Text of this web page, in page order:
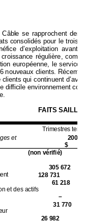
Câble se rapprochent des
consolidés pour le
d’exploitation avant
ce régulière, co
on européenne, le service
nouveaux clients. Récemm
clients qui continuent d’
difficile environnement
FAITS
Trimestres
et
2009
$
(non vérifié)
305 672
128 731
61 218
et des actifs
–
31 770
26 982